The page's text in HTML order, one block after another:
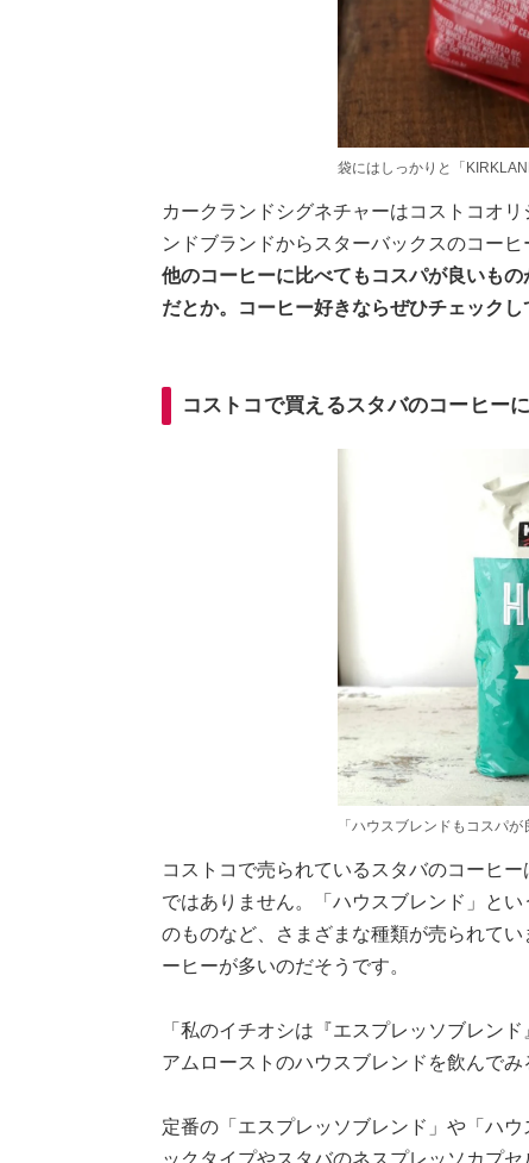
袋にはしっかりと「
カークランドシグネチャーはコストコオ
ンドブランドからスターバックスのコーヒ
他のコーヒーに比べてもコスパが良いも
だとか。コーヒー好きならぜひチェックし
コストコで買えるスタバのコーヒー
「ハウスブレンドもコスパ
コストコで売られているスタバのコーヒ
ではありません。「ハウスブレンド」と
のものなど、さまざまな種類が売られて
ーヒーが多いのだそうです。
「私のイチオシは『エスプレッソブレン
アムローストのハウスブレンドを飲んで
定番の「エスプレッソブレンド」や「ハ
ックタイプやスタバのネスプレッソカプ